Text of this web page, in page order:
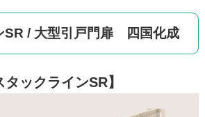
SR / 大型引戸門扉 四国化成
タックラインSR】